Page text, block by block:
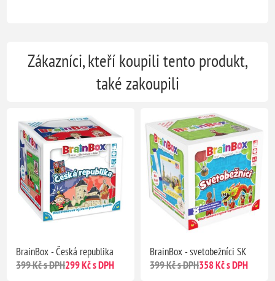
Zákazníci, kteří koupili tento produkt,
také zakoupili
BrainBox - Česká republika
399 Kč s DPH299 Kč s DPH
BrainBox - svetobežníci SK
399 Kč s DPH358 Kč s DPH